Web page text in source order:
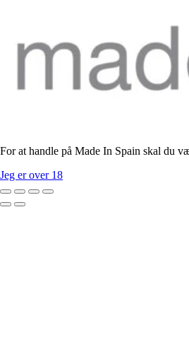
For at handle på Made In Spain skal du
Jeg er over 18